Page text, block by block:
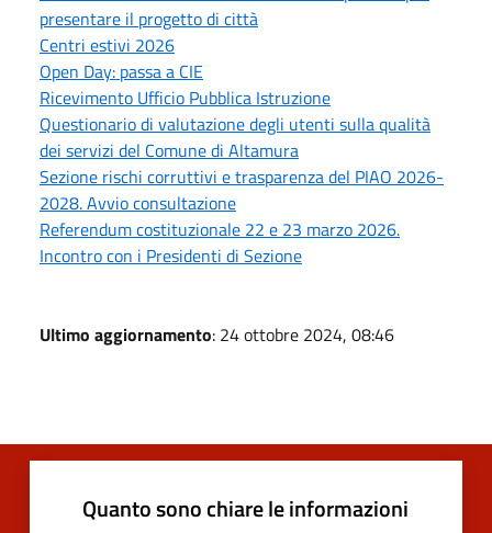
presentare il progetto di città
Centri estivi 2026
Open Day: passa a CIE
Ricevimento Ufficio Pubblica Istruzione
Questionario di valutazione degli utenti sulla qualità
dei servizi del Comune di Altamura
Sezione rischi corruttivi e trasparenza del PIAO 2026-
2028. Avvio consultazione
Referendum costituzionale 22 e 23 marzo 2026.
Incontro con i Presidenti di Sezione
Ultimo aggiornamento: 24 ottobre 2024, 08:46
Quanto sono chiare le informazioni